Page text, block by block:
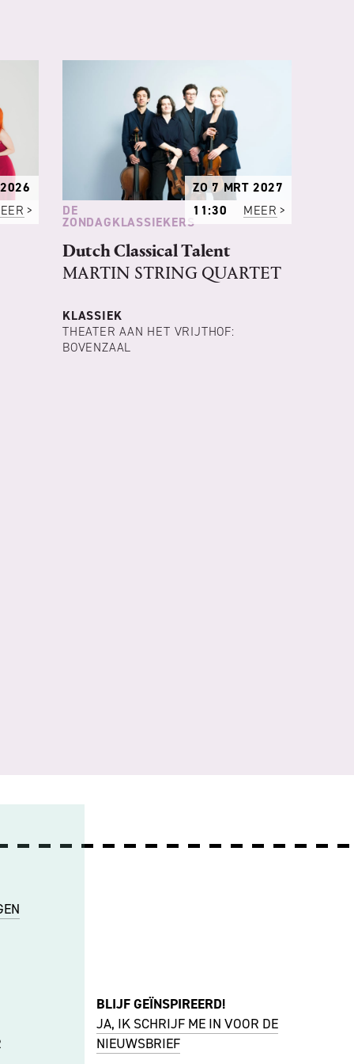
DE
ZONDAGKLASSIEKERS
ZO 7 MRT 2027
11:30
MEER
Dutch Classical Talent
MARTIN STRING QUARTET
KLASSIEK
THEATER AAN HET VRIJTHOF:
BOVENZAAL
BLIJF GEÏNSPIREERD!
JA, IK SCHRIJF ME IN VOOR DE
NIEUWSBRIEF